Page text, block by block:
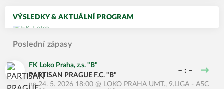
VÝSLEDKY & AKTUÁLNÍ PROGRAM
Poslední zápasy
FK Loko Praha, z.s. "B"
PARTISAN PRAGUE F.C. "B"
– : –
ne 24. 5. 2026 18:00 @ LOKO PRAHA UMT., 9.LIGA - A5C